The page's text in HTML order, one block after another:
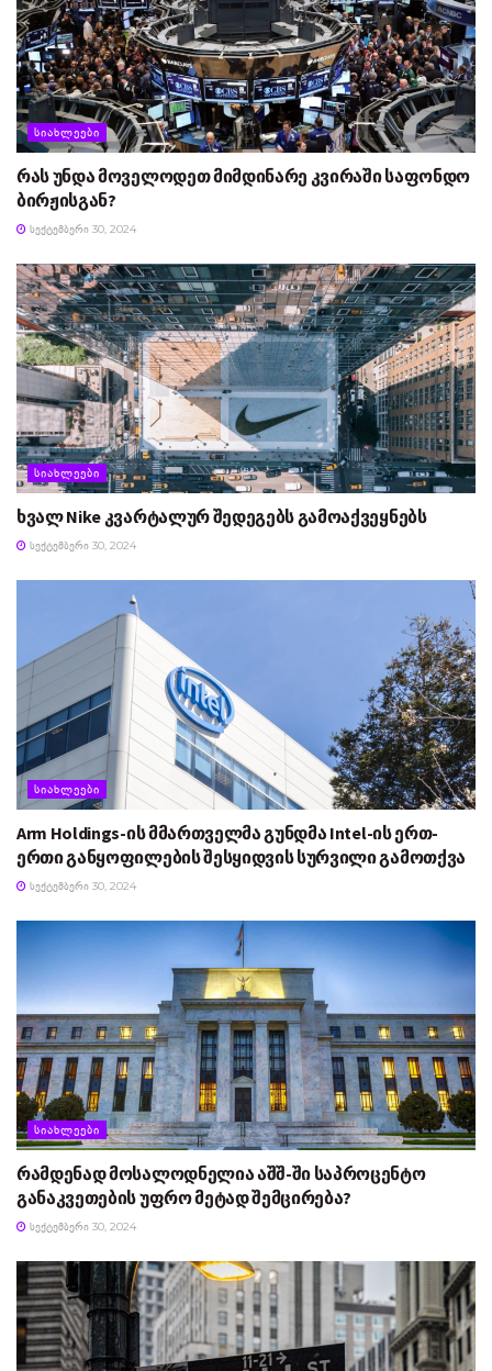
ᲡᲘᲐᲮᲚᲔᲔᲑᲘ
რას უნდა მოველოდეთ მიმდინარე კვირაში საფონდო
ბირჟისგან?
ᲡᲔᲥᲢᲔᲛᲑᲔᲠᲘ 30, 2024
ᲡᲘᲐᲮᲚᲔᲔᲑᲘ
ხვალ Nike კვარტალურ შედეგებს გამოაქვეყნებს
ᲡᲔᲥᲢᲔᲛᲑᲔᲠᲘ 30, 2024
ᲡᲘᲐᲮᲚᲔᲔᲑᲘ
Arm Holdings-ის მმართველმა გუნდმა Intel-ის ერთ-
ერთი განყოფილების შესყიდვის სურვილი გამოთქვა
ᲡᲔᲥᲢᲔᲛᲑᲔᲠᲘ 30, 2024
ᲡᲘᲐᲮᲚᲔᲔᲑᲘ
რამდენად მოსალოდნელია აშშ-ში საპროცენტო
განაკვეთების უფრო მეტად შემცირება?
ᲡᲔᲥᲢᲔᲛᲑᲔᲠᲘ 30, 2024